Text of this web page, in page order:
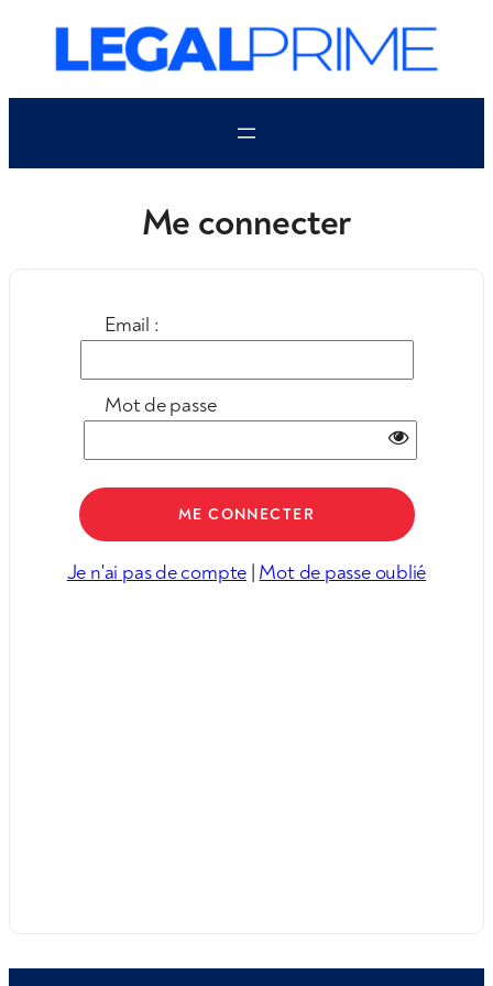
contenu
Me connecter
Email :
Mot de passe
Je n'ai pas de compte | Mot de passe oublié